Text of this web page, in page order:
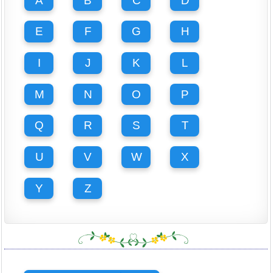
E F G H
I J K L
M N O P
Q R S T
U V W X
Y Z